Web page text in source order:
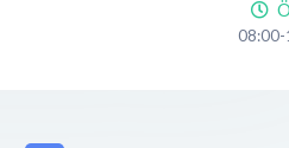
08:00-